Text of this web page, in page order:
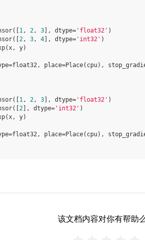
([ 1, 2, 3 ], dtype= 'float32' )
([ 2, 3, 4 ], dtype= 'int32' )
(x, y)
place=Place(cpu),
([ 1, 2, 3 ], dtype= 'float32' )
([ 2 ], dtype= 'int32' )
(x, y)
place=Place(cpu),
该文档内容对你有帮助